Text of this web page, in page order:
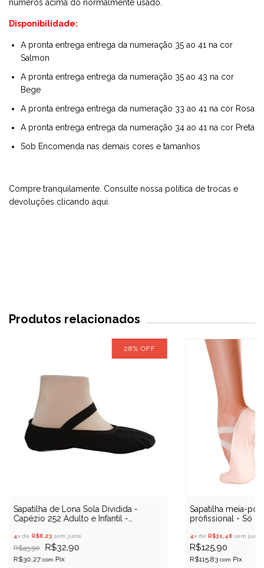
números acima do normalmente usado.
Disponibilidade:
A pronta entrega entrega da numeração 35 ao 41 na cor
Salmon
A pronta entrega entrega da numeração 35 ao 43 na cor
Bege
A pronta entrega entrega da numeração 33 ao 41 na cor Rosa
A pronta entrega entrega da numeração 34 ao 41 na cor Preta
Sob Encomenda nas demais cores e tamanhos
Compre tranquilamente. Consulte nossa política de trocas e
devoluções clicando aqui
Produtos relacionados
28%OFF
Sapatilha de Lona Sola Dividida -
Capézio 252 Adulto e Infantil -
4x de R$8,23 sem juros
R$45,90 R$32,90
R$30,27com
Sapatilha meia-
profissional - Só
4x de R$31,48 sem juros
R$125,90
R$115,83 com